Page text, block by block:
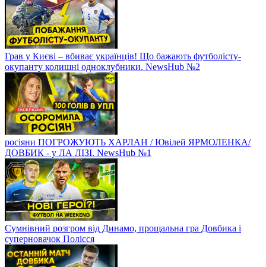
Грав у Києві – вбиває українців! Що бажають футболісту-
окупанту колишні одноклубники. NewsHub №2
росіяни ПОГРОЖУЮТЬ ХАРЛАН / Ювілей ЯРМОЛЕНКА/
ДОВБИК - у ЛА ЛІЗІ. NewsHub №1
Сумнівний розгром від Динамо, прощальна гра Довбика і
суперновачок Полісся